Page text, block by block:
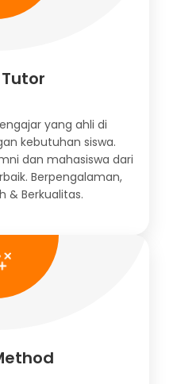
yang ahli di
kebutuhan siswa.
dan mahasiswa dari
Berpengalaman,
& Berkualitas.